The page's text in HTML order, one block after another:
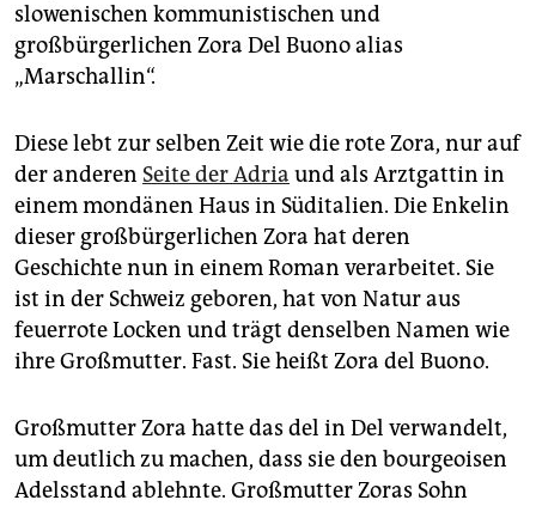
slowenischen kommunistischen und
großbürgerlichen Zora Del Buono alias
„Marschallin“.
Diese lebt zur selben Zeit wie die rote Zora, nur auf
der anderen Seite der Adria und als Arztgattin in
einem mondänen Haus in Süditalien. Die Enkelin
dieser großbürgerlichen Zora hat deren
Geschichte nun in einem Roman verarbeitet. Sie
ist in der Schweiz geboren, hat von Natur aus
feuerrote Locken und trägt denselben Namen wie
ihre Großmutter. Fast. Sie heißt Zora del Buono.
Großmutter Zora hatte das del in Del verwandelt,
um deutlich zu machen, dass sie den bourgeoisen
Adelsstand ablehnte. Großmutter Zoras Sohn